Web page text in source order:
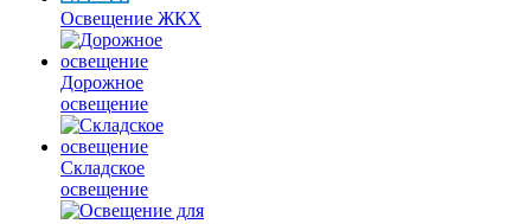
Освещение ЖКХ
Дорожное
освещение
Складское
освещение